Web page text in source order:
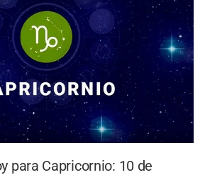
para Capricornio: 10 de